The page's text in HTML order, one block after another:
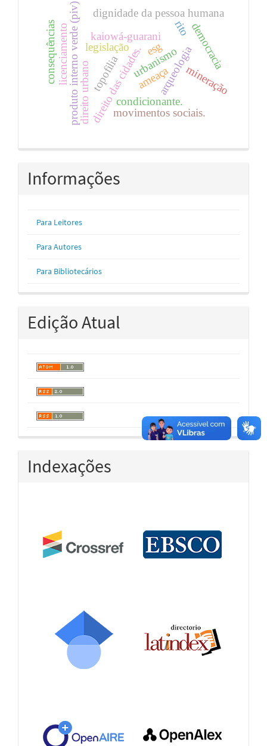
esg
direito das cidades.ameaça
legislação
condicionante.
rito
arqueologia
dignidade da pessoa humana
direito urbano
produto interno verde (piv) democracia
urbanismo
kaiowá-guarani
topofilia
movimentos sociais.
licenciamento mineração
consequências
Informações
Para Leitores
Para Autores
Para Bibliotecários
Edição Atual
Indexações